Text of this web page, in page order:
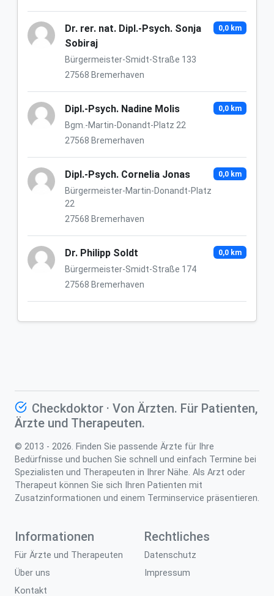
Dr. rer. nat. Dipl.-Psych. Sonja
Sobiraj
Bürgermeister-Smidt-Straße 133
27568 Bremerhaven
0,0 km
Dipl.-Psych. Nadine Molis
Bgm.-Martin-Donandt-Platz 22
27568 Bremerhaven
0,0 km
Dipl.-Psych. Cornelia Jonas
Bürgermeister-Martin-Donandt-Platz
22
27568 Bremerhaven
0,0 km
Dr. Philipp Soldt
Bürgermeister-Smidt-Straße 174
27568 Bremerhaven
0,0 km
Checkdoktor · Von Ärzten. Für Patienten,
Ärzte und Therapeuten.
© 2013 - 2026. Finden Sie passende Ärzte für Ihre
Bedürfnisse und buchen Sie schnell und einfach Termine bei
Spezialisten und Therapeuten in Ihrer Nähe. Als Arzt oder
Therapeut können Sie sich Ihren Patienten mit
Zusatzinformationen und einem Terminservice präsentieren.
Informationen
Für Ärzte und Therapeuten
Über uns
Kontakt
Rechtliches
Datenschutz
Impressum